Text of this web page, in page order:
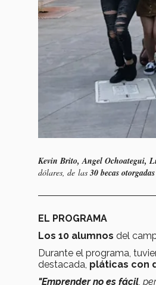
Kevin Brito, Angel Ochoategui,
dólares, de las 30 becas otorgadas
EL PROGRAMA
Los 10 alumnos del
Durante el programa,
destacada, pláticas con
"Emprender no es fácil,